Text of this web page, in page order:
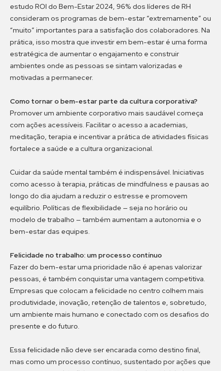
estudo ROI do Bem-Estar 2024, 96% dos líderes de RH
consideram os programas de bem-estar “extremamente” ou
“muito” importantes para a satisfação dos colaboradores. Na
prática, isso mostra que investir em bem-estar é uma forma
estratégica de aumentar o engajamento e construir
ambientes onde as pessoas se sintam valorizadas e
motivadas a permanecer.
Como tornar o bem-estar parte da cultura corporativa?
Promover um ambiente corporativo mais saudável começa
com ações acessíveis. Facilitar o acesso a academias,
meditação, terapia e incentivar a prática de atividades físicas
fortalece a saúde e a cultura organizacional.
Cuidar da saúde mental também é indispensável. Iniciativas
como acesso à terapia, práticas de mindfulness e pausas ao
longo do dia ajudam a reduzir o estresse e promovem
equilíbrio. Políticas de flexibilidade — seja no horário ou
modelo de trabalho — também aumentam a autonomia e o
bem-estar das equipes.
Felicidade no trabalho: um processo contínuo
Fazer do bem-estar uma prioridade não é apenas valorizar
pessoas, é também conquistar uma vantagem competitiva.
Empresas que colocam a felicidade no centro colhem mais
produtividade, inovação, retenção de talentos e, sobretudo,
um ambiente mais humano e conectado com os desafios do
presente e do futuro.
Essa felicidade não deve ser encarada como destino final,
mas como um processo contínuo, sustentado por ações que